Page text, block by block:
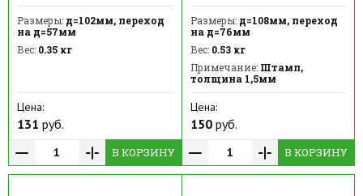
Размеры: д=102мм, переход
на д=57мм
Вес: 0.35 кг
Цена:
131 руб.
В КОРЗИНУ
Размеры:д=108мм, переход
на д=76мм
Вес:0.53 кг
Примечание:Штамп,
толщина 1,5мм
Цена:
150руб.
В КОРЗИНУ